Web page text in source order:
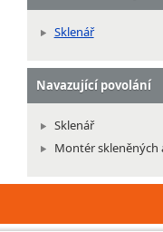
Sklenář
Navazující povolání
Sklenář
Montér skleněných